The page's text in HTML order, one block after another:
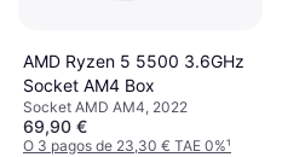
AMD Ryzen 5 5500 3.6GHz
Socket AM4 Box
Socket AMD AM4, 2022
69,90 €
O 3 pagos de 23,30 € TAE 0%¹